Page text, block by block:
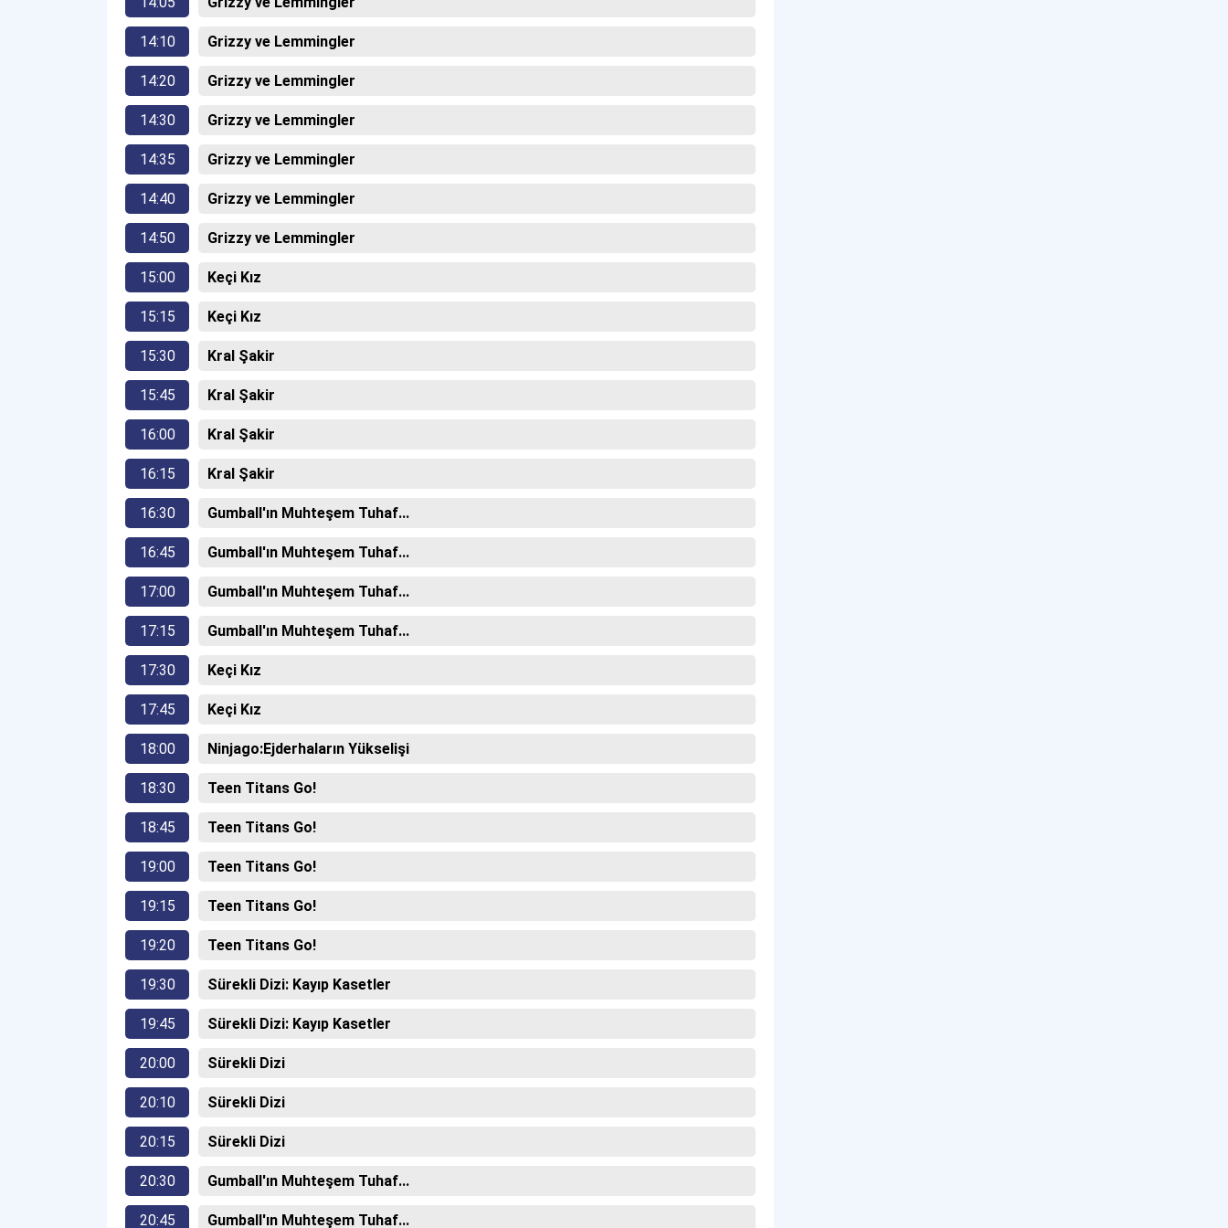
14:10 Grizzy ve Lemmingler
14:20 Grizzy ve Lemmingler
14:30 Grizzy ve Lemmingler
14:35 Grizzy ve Lemmingler
14:40 Grizzy ve Lemmingler
14:50 Grizzy ve Lemmingler
15:00 Keçi Kız
15:15 Keçi Kız
15:30 Kral Şakir
15:45 Kral Şakir
16:00 Kral Şakir
16:15 Kral Şakir
16:30 Gumball'ın Muhteşem Tuhaf...
16:45 Gumball'ın Muhteşem Tuhaf...
17:00 Gumball'ın Muhteşem Tuhaf...
17:15 Gumball'ın Muhteşem Tuhaf...
17:30 Keçi Kız
17:45 Keçi Kız
18:00 Ninjago:Ejderhaların Yükselişi
18:30 Teen Titans Go!
18:45 Teen Titans Go!
19:00 Teen Titans Go!
19:15 Teen Titans Go!
19:20 Teen Titans Go!
19:30 Sürekli Dizi: Kayıp Kasetler
19:45 Sürekli Dizi: Kayıp Kasetler
20:00 Sürekli Dizi
20:10 Sürekli Dizi
20:15 Sürekli Dizi
20:30 Gumball'ın Muhteşem Tuhaf...
20:45 Gumball'ın Muhteşem Tuhaf...